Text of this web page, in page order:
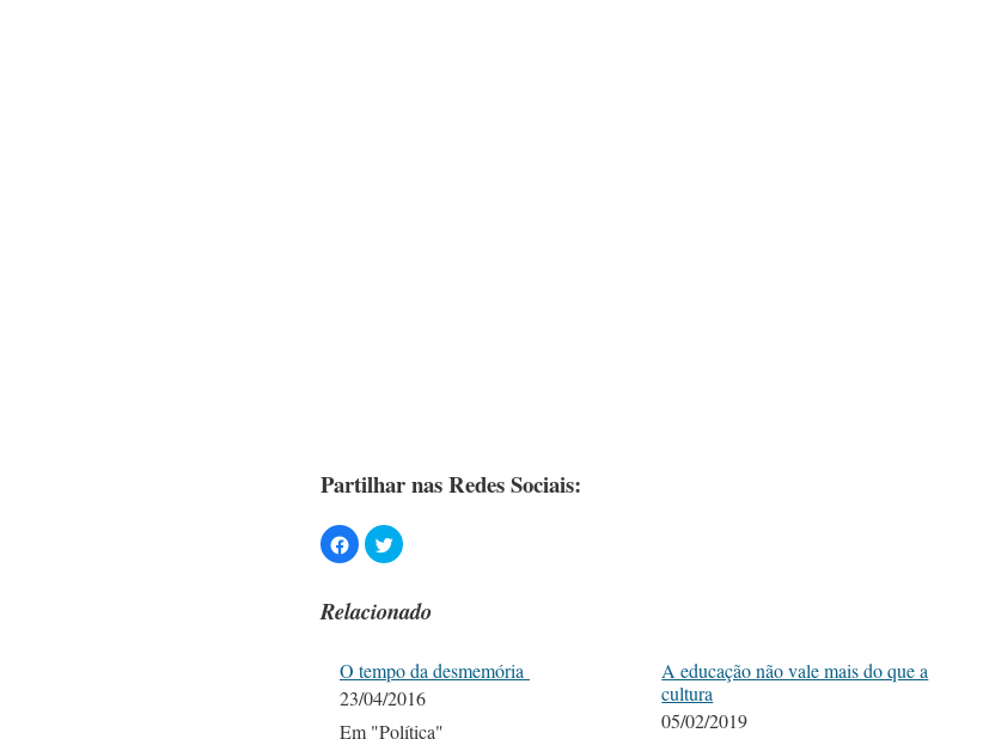
Partilhar nas Redes Sociais:
Relacionado
O tempo da desmemória
23/04/2016
Em "Política"
A educação não vale mais do que a
cultura
05/02/2019